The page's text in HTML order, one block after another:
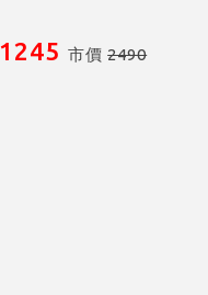
1245 市價2490